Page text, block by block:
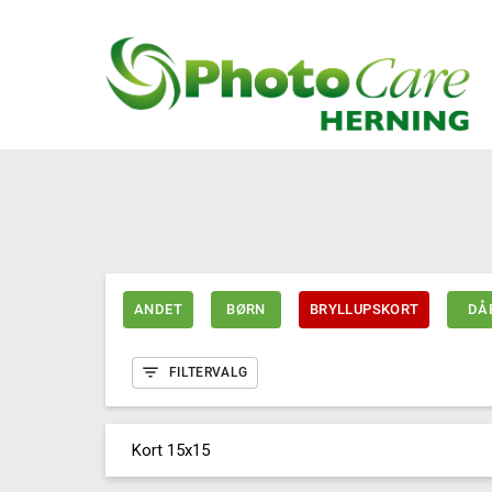
ANDET BØRN BRYLLUPSKORT
FILTERVALG
Kort 15x15